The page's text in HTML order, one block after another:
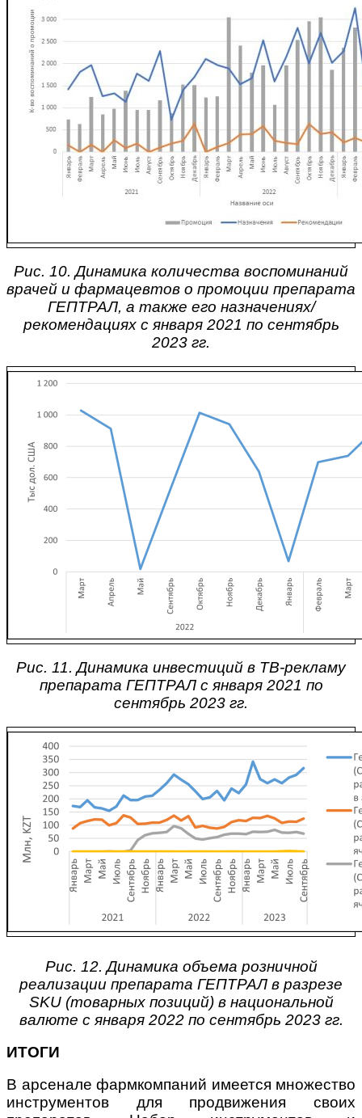
Рис. 10. Динамика количества воспоминаний
врачей и фармацевтов о промоции препарата
ГЕПТРАЛ, а также его назначениях/
рекомендациях с января 2021 по сентябрь
2023 гг.
Рис. 11. Динамика инвестиций в ТВ-рекламу
препарата ГЕПТРАЛ с января 2021 по
сентябрь 2023 гг.
Рис. 12. Динамика объема розничной
реализации препарата ГЕПТРАЛ в разрезе
SKU (товарных позиций) в национальной
валюте с января 2022 по сентябрь 2023 гг.
ИТОГИ
В арсенале фармкомпаний имеется множество
инструментов для продвижения своих